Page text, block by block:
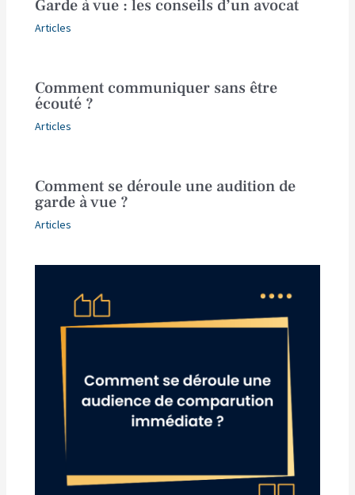
Garde à vue : les conseils d’un avocat
Articles
Comment communiquer sans être
écouté ?
Articles
Comment se déroule une audition de
garde à vue ?
Articles